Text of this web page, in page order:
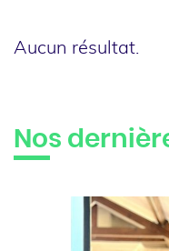
Aucun résultat.
Nos